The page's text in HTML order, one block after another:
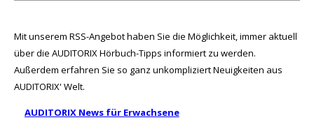
Mit unserem RSS-Angebot haben Sie die Möglichkeit, immer aktuell
über die AUDITORIX Hörbuch-Tipps informiert zu werden.
Außerdem erfahren Sie so ganz unkompliziert Neuigkeiten aus
AUDITORIX' Welt.
AUDITORIX News für Erwachsene